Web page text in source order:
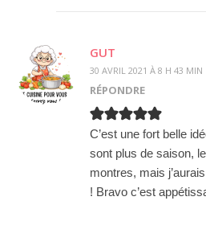
GUT
30 AVRIL 2021 À 8 H 43 MIN
RÉPONDRE
C’est une fort belle
sont plus de saison,
montres, mais
! Bravo c’est